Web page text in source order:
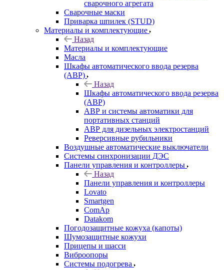
сварочного агрегата
Сварочные маски
Приварка шпилек (STUD)
Материалы и комплектующие
Назад
Материалы и комплектующие
Масла
Шкафы автоматического ввода резерва
(АВР)
Назад
Шкафы автоматического ввода резерва
(АВР)
АВР и системы автоматики для
портативных станций
АВР для дизельных электростанций
Реверсивные рубильники
Воздушные автоматические выключатели
Системы синхронизации ДЭС
Панели управления и контроллеры
Назад
Панели управления и контроллеры
Lovato
Smartgen
ComAp
Datakom
Погодозащитные кожуха (капоты)
Шумозащитные кожухи
Прицепы и шасси
Виброопоры
Системы подогрева